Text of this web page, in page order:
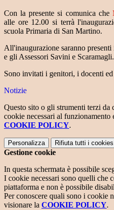
Con la presente si comunica che
alle ore 12.00 si terrà
scuola Primaria di San Martino.
All'inaugurazione saranno
e gli Assessori Savini e Scaramagli.
Sono invitati i genitori, i docenti
Notizie
Questo sito o gli strumenti terzi
cookie necessari al
COOKIE POLICY.
Personalizza Rifiuta tutti i cookies
Gestione cookie
In questa schermata è possibile
I cookie necessari sono quelli che
piattaforma e non è possibile
Per conoscere quali sono i cookie
visionare la COOKIE POLICY.